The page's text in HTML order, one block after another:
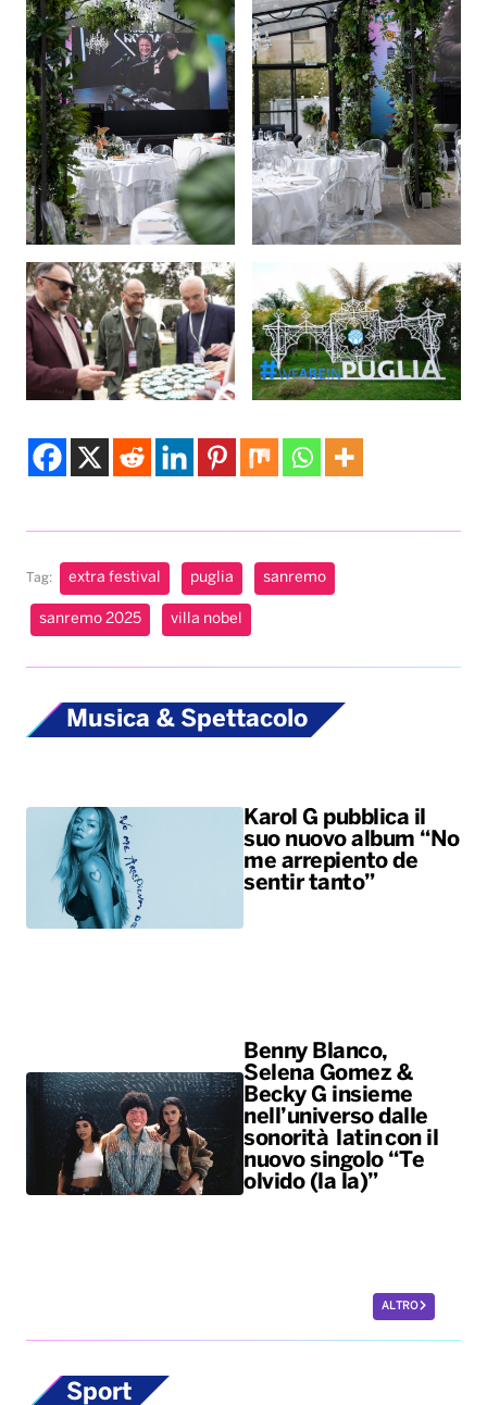
Tag: extra festival puglia sanremo
sanremo 2025 villa nobel
Musica & Spettacolo
Karol G pubblica il
suo nuovo album “No
me arrepiento de
sentir tanto”
Benny Blanco,
Selena Gomez &
Becky G insieme
nell’universo dalle
sonorità latin con il
nuovo singolo “Te
olvido (la la)”
ALTRO
Sport